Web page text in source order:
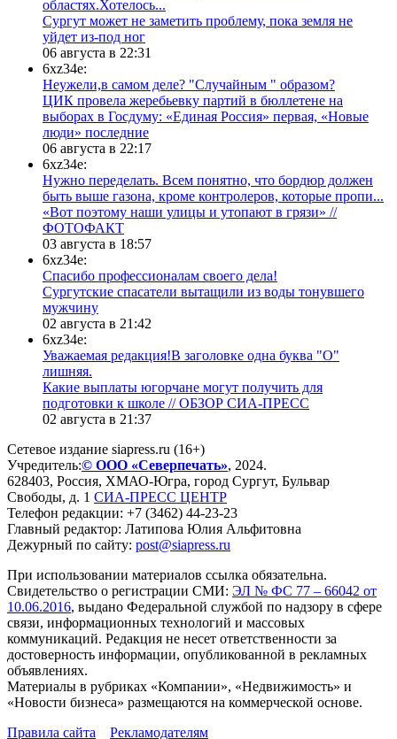
областях.Хотелось...
Сургут может не заметить проблему, пока земля не
уйдет из-под ног
06 августа в 22:31
6xz34e:
Неужели,в самом деле? "Случайным " образом?
ЦИК провела жеребьевку партий в бюллетене на
выборах в Госдуму: «Единая Россия» первая, «Новые
люди» последние
06 августа в 22:17
6xz34e:
Нужно переделать. Всем понятно, что бордюр должен
быть выше газона, кроме контролеров, которые пропи...
«Вот поэтому наши улицы и утопают в грязи» //
ФОТОФАКТ
03 августа в 18:57
6xz34e:
Спасибо профессионалам своего дела!
Сургутские спасатели вытащили из воды тонувшего
мужчину
02 августа в 21:42
6xz34e:
Уважаемая редакция!В заголовке одна буква "О"
лишняя.
Какие выплаты югорчане могут получить для
подготовки к школе // ОБЗОР СИА-ПРЕСС
02 августа в 21:37
Сетевое издание siapress.ru (16+)
Учредитель:© ООО «Северпечать», 2024.
628403, Россия, ХМАО-Югра, город Сургут, Бульвар
Свободы, д. 1 СИА-ПРЕСС ЦЕНТР
Телефон редакции: +7 (3462) 44-23-23
Главный редактор: Латипова Юлия Альфитовна
Дежурный по сайту: post@siapress.ru
При использовании материалов ссылка обязательна.
Свидетельство о регистрации СМИ: ЭЛ № ФС 77 – 66042 от
10.06.2016, выдано Федеральной службой по надзору в сфере
связи, информационных технологий и массовых
коммуникаций. Редакция не несет ответственности за
достоверность информации, опубликованной в рекламных
объявлениях.
Материалы в рубриках «Компании», «Недвижимость» и
«Новости бизнеса» размещаются на коммерческой основе.
Правила сайта
Рекламодателям